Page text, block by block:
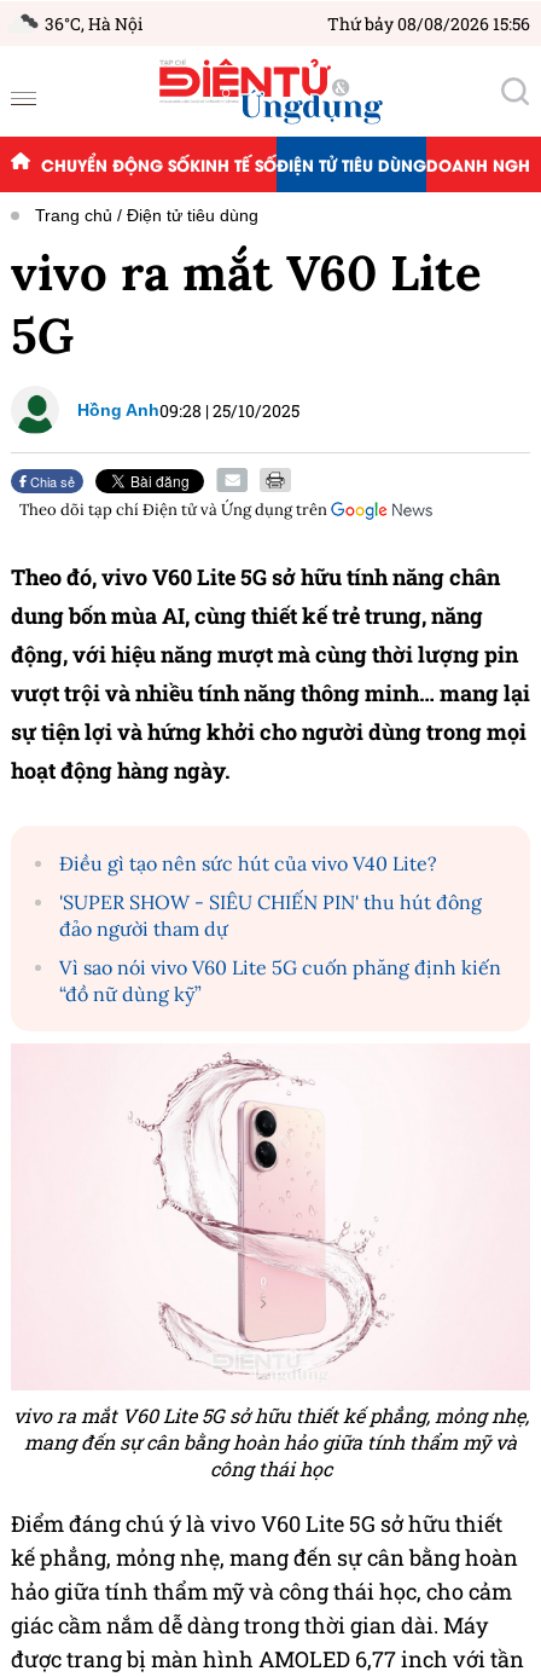
36°C,Hà Nội Thứ bảy 08/08/2026 15:56
CHUYỂN ĐỘNG SỐKINH TẾ SỐĐIỆN TỬ TIÊU DÙNGDOANH
Trang chủ Điện tử tiêu dùng
vivo ra mắt V60 Lite
5G
Hồng Anh09:28 |25/10/2025
Chia sẻ
Theo dõi tạp chíĐiện tử và Ứng dụngtrên
Theo đó, vivo V60 Lite 5G sở hữu tính năng chân
dung bốn mùa AI, cùng thiết kế trẻ trung, năng
động, với hiệu năng mượt mà cùng thời lượng pin
vượt trội và nhiều tính năng thông minh… mang lại
sự tiện lợi và hứng khởi cho người dùng trong mọi
hoạt động hàng ngày.
Điều gì tạo nên sức hút của vivo V40 Lite?
'SUPER SHOW - SIÊU CHIẾN PIN' thu hút đông
đảo người tham dự
Vì sao nói vivo V60 Lite 5G cuốn phăng định kiến
“đồ nữ dùng kỹ”
vivo ra mắt V60 Lite 5G sở hữu thiết kế phẳng, mỏng nhẹ,
mang đến sự cân bằng hoàn hảo giữa tính thẩm mỹ và
công thái học
Điểm đáng chú ý là vivo V60 Lite 5G sở hữu thiết
kế phẳng, mỏng nhẹ, mang đến sự cân bằng hoàn
hảo giữa tính thẩm mỹ và công thái học, cho cảm
giác cầm nắm dễ dàng trong thời gian dài. Máy
được trang bị màn hình AMOLED 6,77 inch với tần